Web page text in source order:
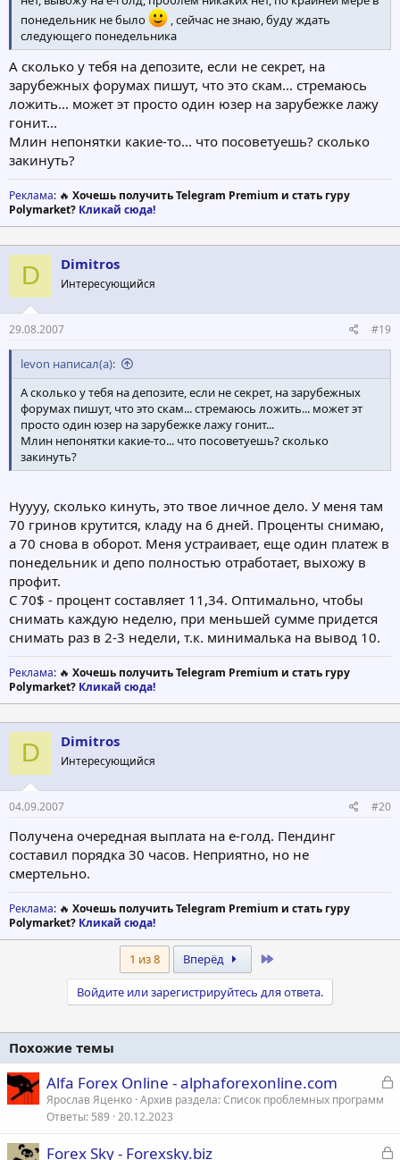
понедельник не было
, сейчас не знаю, буду ждать
следующего понедельника
А сколько у тебя на депозите, если не секрет, на
зарубежных форумах пишут, что это скам... стремаюсь
ложить... может эт просто один юзер на зарубежке лажу
гонит...
Млин непонятки какие-то... что посоветуешь? сколько
закинуть?
Реклама: 🔥 Хочешь получить Telegram Premium и стать гуру
Polymarket? Кликай сюда!
D Dimitros
Интересующийся
29.08.2007 #19
levon написал(а):
А сколько у тебя на депозите, если не секрет, на зарубежных
форумах пишут, что это скам... стремаюсь ложить... может эт
просто один юзер на зарубежке лажу гонит...
Млин непонятки какие-то... что посоветуешь? сколько
закинуть?
Нуууу, сколько кинуть, это твое личное дело. У меня там
70 гринов крутится, кладу на 6 дней. Проценты снимаю,
а 70 снова в оборот. Меня устраивает, еще один платеж в
понедельник и депо полностью отработает, выхожу в
профит.
С 70$ - процент составляет 11,34. Оптимально, чтобы
снимать каждую неделю, при меньшей сумме придется
снимать раз в 2-3 недели, т.к. минималька на вывод 10.
Реклама: 🔥 Хочешь получить Telegram Premium и стать гуру
Polymarket? Кликай сюда!
D Dimitros
Интересующийся
04.09.2007 #20
Получена очередная выплата на е-голд. Пендинг
составил порядка 30 часов. Неприятно, но не
смертельно.
Реклама: 🔥 Хочешь получить Telegram Premium и стать гуру
Polymarket? Кликай сюда!
1 из 8 Вперёд
Войдите или зарегистрируйтесь для ответа.
Похожие темы
З
Alfa Forex Online - alphaforexonline.com
Ярослав Яценко Архив раздела: Список проблемных программ
Ответы 589 20.12.2023
З
Forex Sky - Forexsky.biz